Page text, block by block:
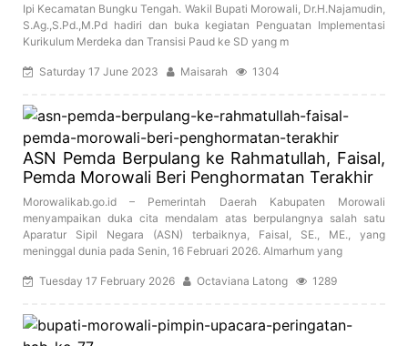
Ipi Kecamatan Bungku Tengah. Wakil Bupati Morowali, Dr.H.Najamudin,
S.Ag.,S.Pd.,M.Pd hadiri dan buka kegiatan Penguatan Implementasi
Kurikulum Merdeka dan Transisi Paud ke SD yang m
Saturday 17 June 2023 Maisarah 1304
ASN Pemda Berpulang ke Rahmatullah, Faisal,
Pemda Morowali Beri Penghormatan Terakhir
Morowalikab.go.id – Pemerintah Daerah Kabupaten Morowali
menyampaikan duka cita mendalam atas berpulangnya salah satu
Aparatur Sipil Negara (ASN) terbaiknya, Faisal, SE., ME., yang
meninggal dunia pada Senin, 16 Februari 2026. Almarhum yang
Tuesday 17 February 2026 Octaviana Latong 1289